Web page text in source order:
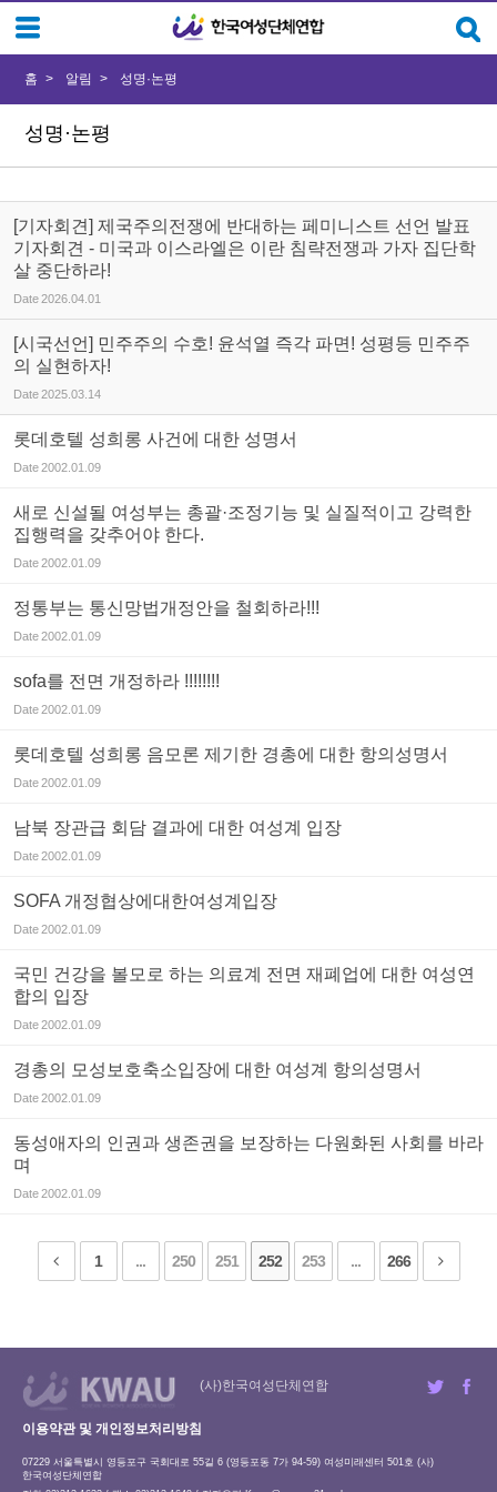
성명·논평
홈 알림 성명·논평
[기자회견] 제국주의전쟁에 반대하는 페미니스트 선언 발표
기자회견 - 미국과 이스라엘은 이란 침략전쟁과 가자 집단학
살 중단하라!
Date2026.04.01
[시국선언] 민주주의 수호! 윤석열 즉각 파면! 성평등 민주주
의 실현하자!
Date2025.03.14
롯데호텔 성희롱 사건에 대한 성명서
Date2002.01.09
새로 신설될 여성부는 총괄·조정기능 및 실질적이고 강력한
집행력을 갖추어야 한다.
Date2002.01.09
정통부는 통신망법개정안을 철회하라!!!
Date2002.01.09
sofa를 전면 개정하라 !!!!!!!!
Date2002.01.09
롯데호텔 성희롱 음모론 제기한 경총에 대한 항의성명서
Date2002.01.09
남북 장관급 회담 결과에 대한 여성계 입장
Date2002.01.09
SOFA 개정협상에대한여성계입장
Date2002.01.09
국민 건강을 볼모로 하는 의료계 전면 재폐업에 대한 여성연
합의 입장
Date2002.01.09
경총의 모성보호축소입장에 대한 여성계 항의성명서
Date2002.01.09
동성애자의 인권과 생존권을 보장하는 다원화된 사회를 바라
며
Date2002.01.09
1 ... 250 251 252 253 ... 266
(사)한국여성단체연합
이용약관 및 개인정보처리방침
07229 서울특별시 영등포구 국회대로 55길 6 (영등포동 7가 94-59) 여성미래센터 501호 (사)
한국여성단체연합